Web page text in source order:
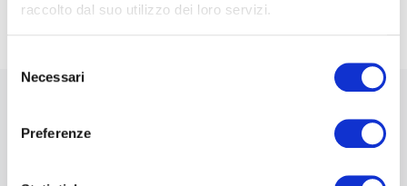
raccolto dal suo utilizzo dei loro servizi.
delNecessari
Preferenze
Stai navigando la versione beta di 0-10x / Innovation